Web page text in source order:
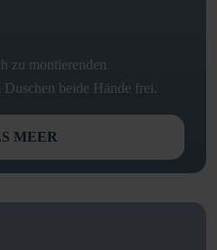
zu montierenden
beide Hände frei.
MEER